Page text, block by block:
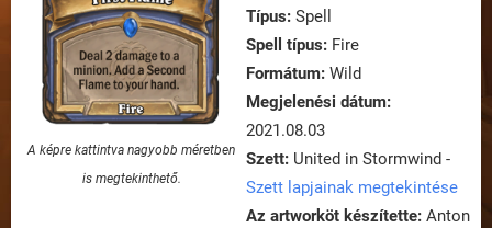
A képre kattintva nagyobb méretben
is megtekinthető.
Típus: Spell
Spell típus: Fire
Formátum: Wild
Megjelenési dátum:
2021.08.03
Szett: United in Stormwind -
Szett lapjainak megtekintése
Az artworköt készítette: Anton